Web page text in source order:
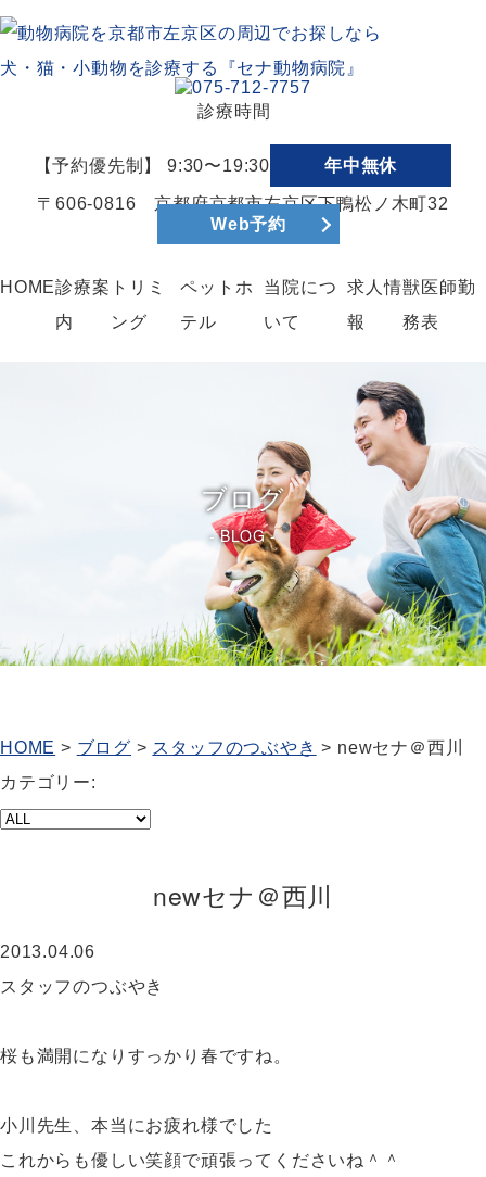
診療時間
【予約優先制】 9:30〜19:30 年中無休
〒606-0816 京都府京都市左京区下鴨松ノ木町32
Web予約
HOME診療案
内
トリミ
ング
ペットホ
テル
当院につ
いて
求人情
報
獣医師勤
務表
ブログ
BLOG
HOME > ブログ > スタッフのつぶやき > newセナ＠西川
カテゴリー:
newセナ＠西川
2013.04.06
スタッフのつぶやき
桜も満開になりすっかり春ですね。
小川先生、本当にお疲れ様でした
これからも優しい笑顔で頑張ってくださいね＾＾